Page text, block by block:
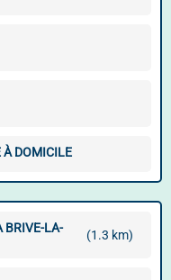
À DOMICILE
BRIVE-LA-
(1.3 km)